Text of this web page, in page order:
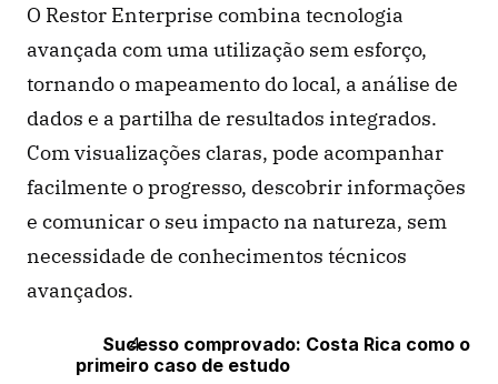
O Restor Enterprise combina tecnologia
avançada com uma utilização sem esforço,
tornando o mapeamento do local, a análise de
dados e a partilha de resultados integrados.
Com visualizações claras, pode acompanhar
facilmente o progresso, descobrir informações
e comunicar o seu impacto na natureza, sem
necessidade de conhecimentos técnicos
avançados.
Sucesso comprovado: Costa Rica como o
primeiro caso de estudo